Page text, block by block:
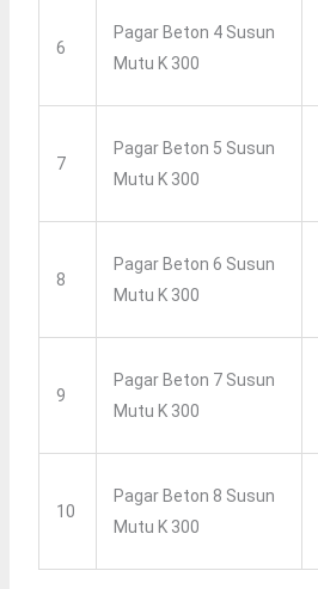
6
Pagar Beton 4 Susun
Mutu K 300
7
Pagar Beton 5 Susun
Mutu K 300
8
Pagar Beton 6 Susun
Mutu K 300
9
Pagar Beton 7 Susun
Mutu K 300
10
Pagar Beton 8 Susun
Mutu K 300